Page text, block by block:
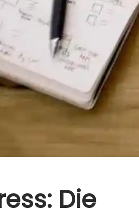
Die